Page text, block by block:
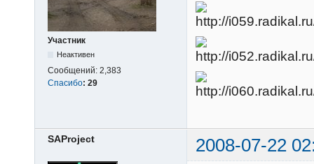
Участник
Неактивен
Сообщений: 2,383
Спасибо: 29
SAProject 2008-07-22